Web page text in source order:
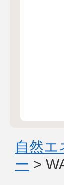
自然エ
ー >